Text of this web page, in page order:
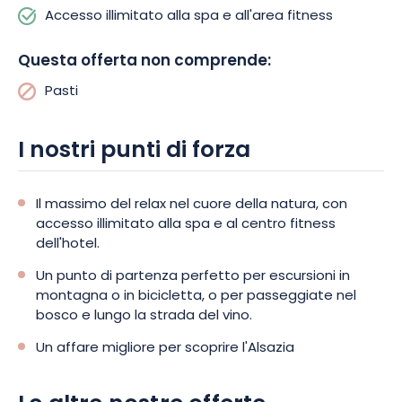
L’hotel Spa Husseren Collection si preoccupa di garantire la
sicurezza dei vostri mezzi di trasporto, per questo ha a
disposizione un garage per biciclette e moto. Oltre alle sue
24 e il parcheggio gratuito. L’offerta comprende un soggiorno
per due persone in un ambiente riposante e rilassante, alla
Unterlinden, l’Ecomuseo dell’Alsazia, i castelli di Haut
Koenigsbourg, ecc. Per una pausa di benessere in Alsazia,
l’Hôtel Spa Husseren Collection apre le sue porte per farvi
sperimentare le sue straordinarie strutture ricettive e termali,
quindi non indugiate e prenotate subito il vostro soggiorno!
Accesso illimitato alla spa e all'area fitness
Questa offerta non comprende:
Pasti
I nostri punti di forza
Il massimo del relax nel cuore della natura, con
accesso illimitato alla spa e al centro fitness
dell'hotel.
Un punto di partenza perfetto per escursioni in
montagna o in bicicletta, o per passeggiate nel
bosco e lungo la strada del vino.
Un affare migliore per scoprire l'Alsazia